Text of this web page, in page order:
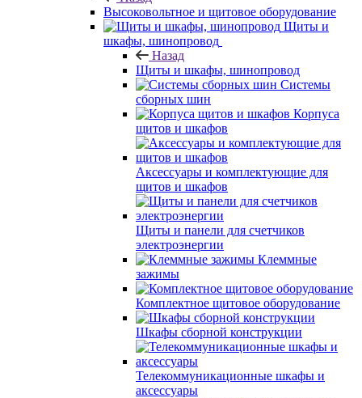
Высоковольтное и щитовое оборудование
Щиты и
шкафы, шинопровод
Назад
Щиты и шкафы, шинопровод
Системы
сборных шин
Корпуса
щитов и шкафов
Аксессуары и комплектующие для
щитов и шкафов
Щиты и панели для счетчиков
электроэнергии
Клеммные
зажимы
Комплектное щитовое оборудование
Шкафы сборной конструкции
Телекоммуникационные шкафы и
аксессуары